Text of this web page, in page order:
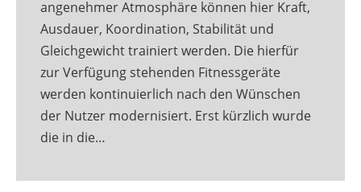
angenehmer Atmosphäre können hier Kraft,
Ausdauer, Koordination, Stabilität und
Gleichgewicht trainiert werden. Die hierfür
zur Verfügung stehenden Fitnessgeräte
werden kontinuierlich nach den Wünschen
der Nutzer modernisiert. Erst kürzlich wurde
die in die…